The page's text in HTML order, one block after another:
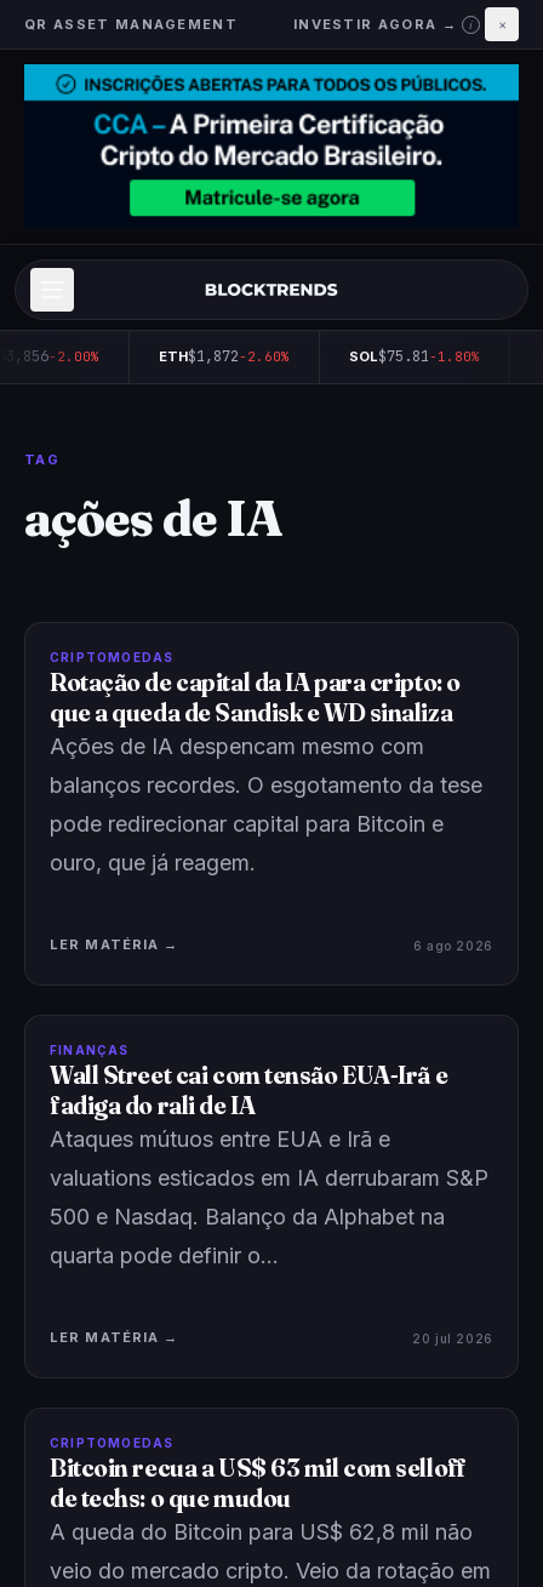
QR ASSET MANAGEMENT INVESTIR AGORA → i ×
-2.00% ETH$1,872-2.60% SOL$75.81-1.80%
TAG
ações de IA
CRIPTOMOEDAS
Rotação de capital da IA para cripto: o
que a queda de Sandisk e WD sinaliza
Ações de IA despencam mesmo com
balanços recordes. O esgotamento da tese
pode redirecionar capital para Bitcoin e
ouro, que já reagem.
LER MATÉRIA → 6 ago 2026
FINANÇAS
Wall Street cai com tensão EUA-Irã e
fadiga do rali de IA
Ataques mútuos entre EUA e Irã e
valuations esticados em IA derrubaram S&P
500 e Nasdaq. Balanço da Alphabet na
quarta pode definir o…
LER MATÉRIA → 20 jul 2026
CRIPTOMOEDAS
Bitcoin recua a US$ 63 mil com selloff
de techs: o que mudou
A queda do Bitcoin para US$ 62,8 mil não
veio do mercado cripto. Veio da rotação em